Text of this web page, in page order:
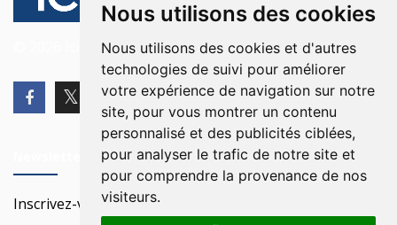
Nous utilisons des cookies
Nous utilisons des cookies et d'autres
technologies de suivi pour améliorer
votre expérience de navigation sur notre
site, pour vous montrer un contenu
personnalisé et des publicités ciblées,
pour analyser le trafic de notre site et
pour comprendre la provenance de nos
visiteurs.
© 2026 Ici Beyrouth. Tous les droits sont réservés.
Inscrivez-vous à notre Newsletter